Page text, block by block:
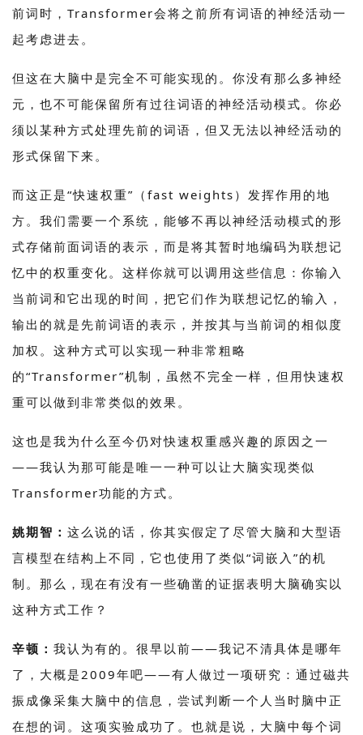
前词时，Transformer会将之前所有词语的神经活动一
起考虑进去。
但这在大脑中是完全不可能实现的。你没有那么多神经
元，也不可能保留所有过往词语的神经活动模式。你必
须以某种方式处理先前的词语，但又无法以神经活动的
形式保留下来。
而这正是“快速权重”（fast weights）发挥作用的地
方。我们需要一个系统，能够不再以神经活动模式的形
式存储前面词语的表示，而是将其暂时地编码为联想记
忆中的权重变化。这样你就可以调用这些信息：你输入
当前词和它出现的时间，把它们作为联想记忆的输入，
输出的就是先前词语的表示，并按其与当前词的相似度
加权。这种方式可以实现一种非常粗略
的“Transformer”机制，虽然不完全一样，但用快速权
重可以做到非常类似的效果。
这也是我为什么至今仍对快速权重感兴趣的原因之一
——我认为那可能是唯一一种可以让大脑实现类似
Transformer功能的方式。
姚期智： 这么说的话，你其实假定了尽管大脑和大型语
言模型在结构上不同，它也使用了类似“词嵌入”的机
制。那么，现在有没有一些确凿的证据表明大脑确实以
这种方式工作？
辛顿： 我认为有的。很早以前——我记不清具体是哪年
了，大概是2009年吧——有人做过一项研究：通过磁共
振成像采集大脑中的信息，尝试判断一个人当时脑中正
在想的词。这项实验成功了。也就是说，大脑中每个词